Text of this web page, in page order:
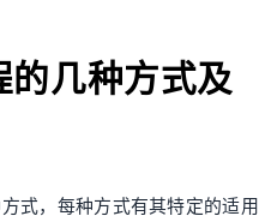
几种方式及
式，每种方式有其特定的适用